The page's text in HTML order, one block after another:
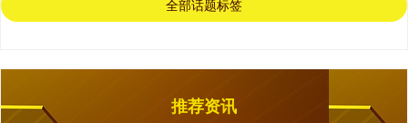
全部话题标签
推荐资讯